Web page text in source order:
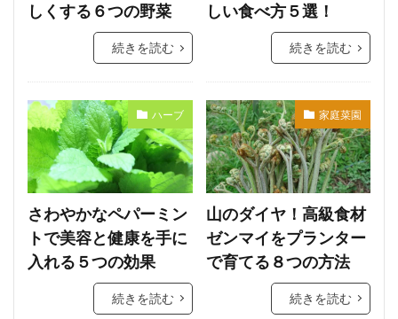
しくする６つの野菜
続きを読む
しい食べ方５選！
続きを読む
ハーブ
さわやかなペパーミン
トで美容と健康を手に
入れる５つの効果
続きを読む
家庭菜園
山のダイヤ！高級食材
ゼンマイをプランター
で育てる８つの方法
続きを読む